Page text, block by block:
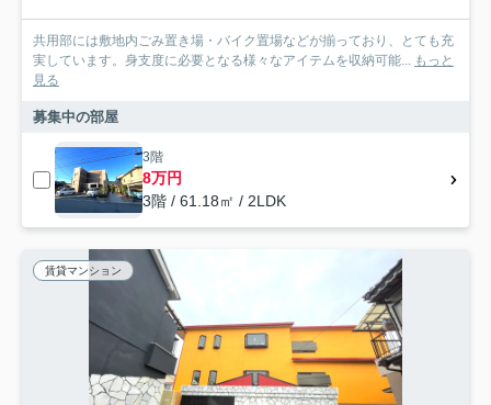
共用部には敷地内ごみ置き場・バイク置場などが揃っており、とても充
実しています。身支度に必要となる様々なアイテムを収納可能... もっと
見る
募集中の部屋
3階
8万円
3階 / 61.18㎡ / 2LDK
賃貸マンション